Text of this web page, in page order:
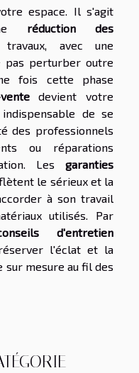
espace. Il s'agit
réduction des
avec une
pas perturber outre
fois cette phase
devient votre
de se
des professionnels
ou réparations
Les garanties
le sérieux et la
à son travail
utilisés. Par
d'entretien
l'éclat et la
mesure au fil des